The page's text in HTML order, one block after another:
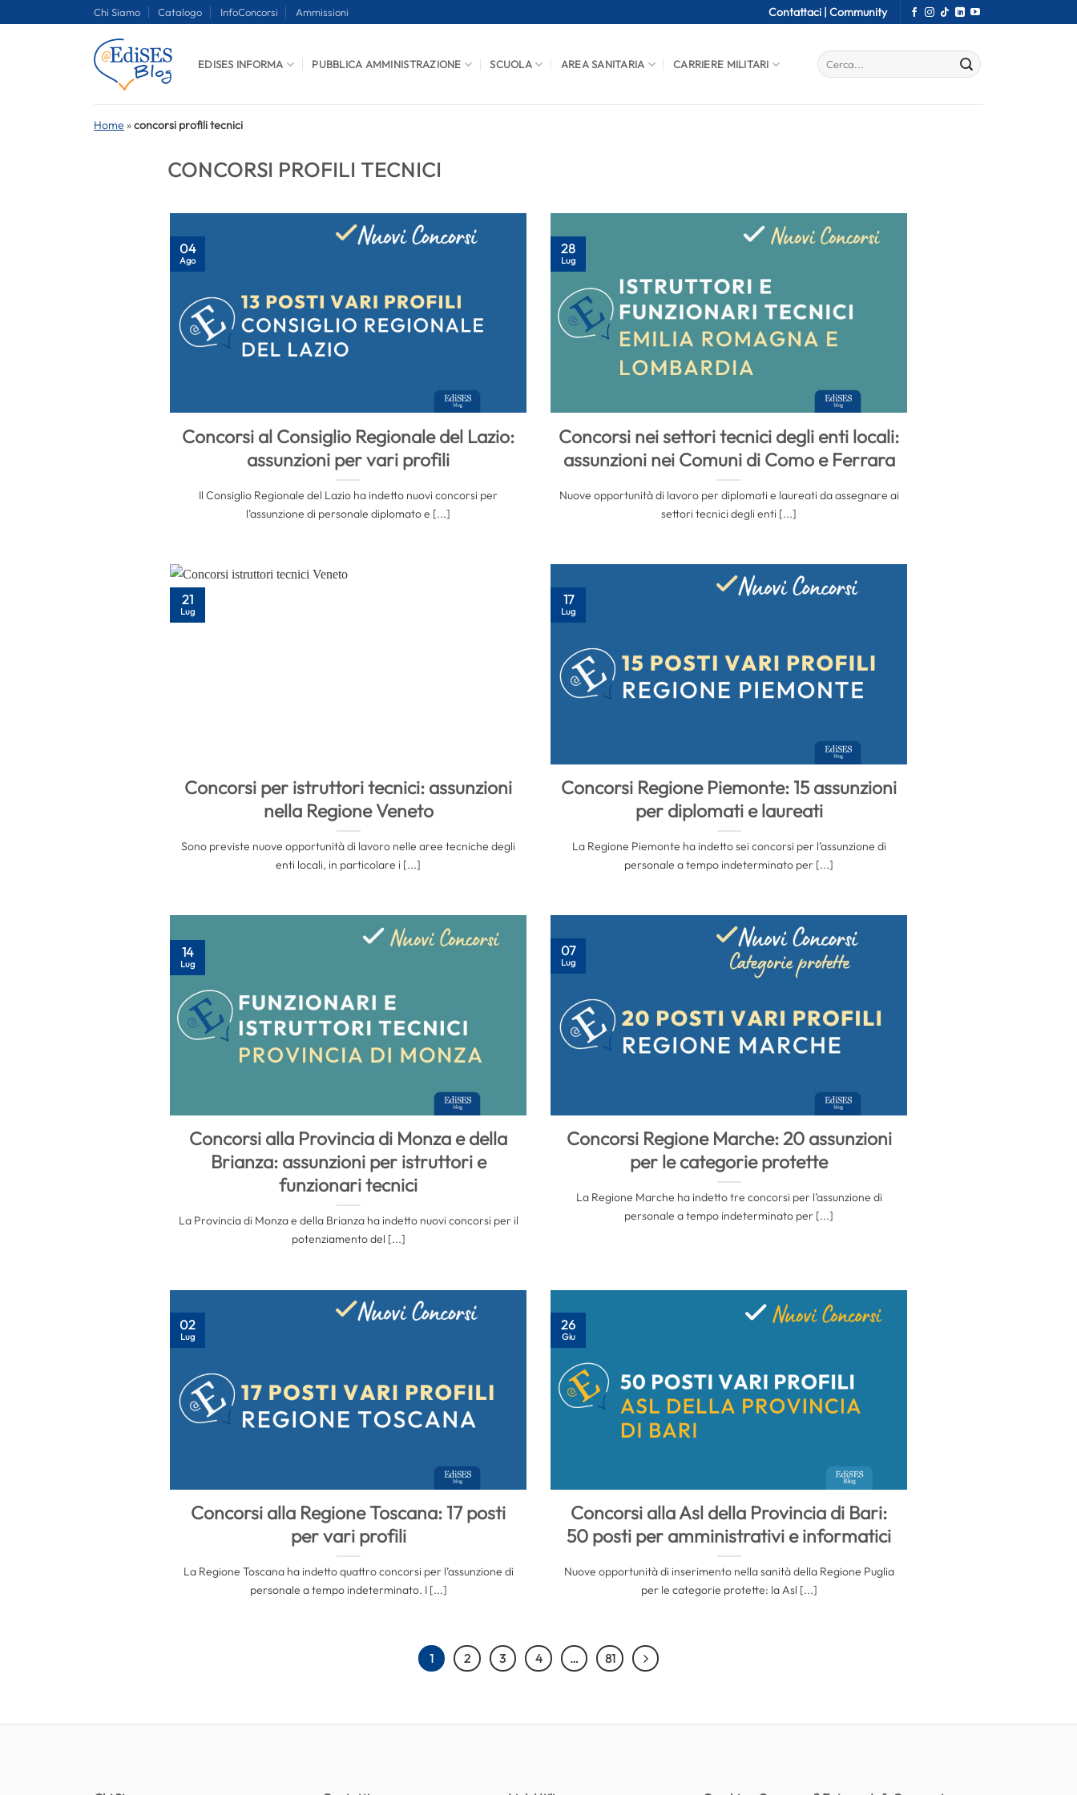
Chi Siamo Catalogo InfoConcorsi Ammissioni Contattaci | Community
EDISES INFORMA PUBBLICA AMMINISTRAZIONE SCUOLA AREA SANITARIA CARRIERE MILITARI
Home »concorsi profili tecnici
CONCORSI PROFILI TECNICI
Concorsi al Consiglio Regionale del Lazio:
assunzioni per vari profili
Il Consiglio Regionale del Lazio ha indetto nuovi concorsi per
l’assunzione di personale diplomato e [...]
04
Ago
Concorsi nei settori tecnici degli enti locali:
assunzioni nei Comuni di Como e Ferrara
Nuove opportunità di lavoro per diplomati e laureati da assegnare ai
settori tecnici degli enti [...]
28
Lug
Concorsi per istruttori tecnici: assunzioni
nella Regione Veneto
Sono previste nuove opportunità di lavoro nelle aree tecniche degli
enti locali, in particolare i [...]
21
Lug
Concorsi Regione Piemonte: 15 assunzioni
per diplomati e laureati
La Regione Piemonte ha indetto sei concorsi per l’assunzione di
personale a tempo indeterminato per [...]
17
Lug
Concorsi alla Provincia di Monza e della
Brianza: assunzioni per istruttori e
funzionari tecnici
La Provincia di Monza e della Brianza ha indetto nuovi concorsi per il
potenziamento del [...]
14
Lug
Concorsi Regione Marche: 20 assunzioni
per le categorie protette
La Regione Marche ha indetto tre concorsi per l’assunzione di
personale a tempo indeterminato per [...]
07
Lug
Concorsi alla Regione Toscana: 17 posti
per vari profili
La Regione Toscana ha indetto quattro concorsi per l’assunzione di
personale a tempo indeterminato. I [...]
02
Lug
Concorsi alla Asl della Provincia di Bari:
50 posti per amministrativi e informatici
Nuove opportunità di inserimento nella sanità della Regione Puglia
per le categorie protette: la Asl [...]
26
Giu
1 2 3 4 … 81